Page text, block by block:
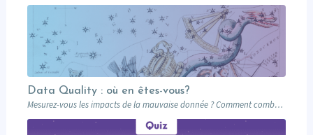
Data Quality : où en êtes-vous?
Mesurez-vous les impacts de la mauvaise donnée ? Comment combattez-vous l’hydre de la mauvaise…